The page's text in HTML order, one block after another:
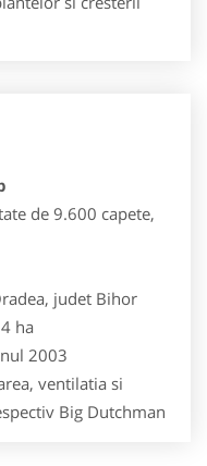
de 9.600 capete,
judet Bihor
ha
2003
ventilatia si
Big Dutchman